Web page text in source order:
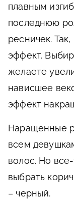
плавным
последнюю
ресничек.
эффект.
желаете
нависшее
эффект
Наращенные
всем
волос. Но
выбрать
– черный.